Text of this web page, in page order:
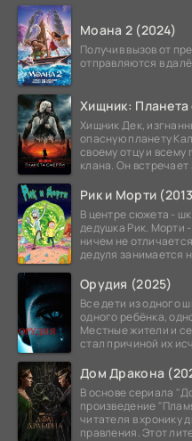
Моана 2 (2024)
Получив вызов от
отправляются в
Хищник:
Хищник Дек,
опасную планету
своему отцу и
клана. Он
Рик и Морти
В центре сюжета -
дедушка Рик. Морти
ничем не
дедуля занимается
Орудия (2025)
Все дети из одного
одного ребёнка,
Местные жители и
стал причиной их
Дом Дракона
В основе сериала
произведение
читателя в хронику
правления. Этот